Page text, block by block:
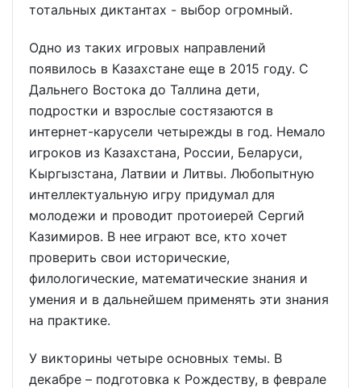
тотальных диктантах - выбор огромный.
Одно из таких игровых направлений
появилось в Казахстане еще в 2015 году. С
Дальнего Востока до Таллина дети,
подростки и взрослые состязаются в
интернет-карусели четырежды в год. Немало
игроков из Казахстана, России, Беларуси,
Кыргызстана, Латвии и Литвы. Любопытную
интеллектуальную игру придумал для
молодежи и проводит протоиерей Сергий
Казимиров. В нее играют все, кто хочет
проверить свои исторические,
филологические, математические знания и
умения и в дальнейшем применять эти знания
на практике.
У викторины четыре основных темы. В
декабре – подготовка к Рождеству, в феврале